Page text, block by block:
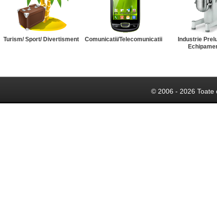
Turism/ Sport/ Divertisment Comunicatii/Telecomunicatii
Industrie
© 2006 - 2026